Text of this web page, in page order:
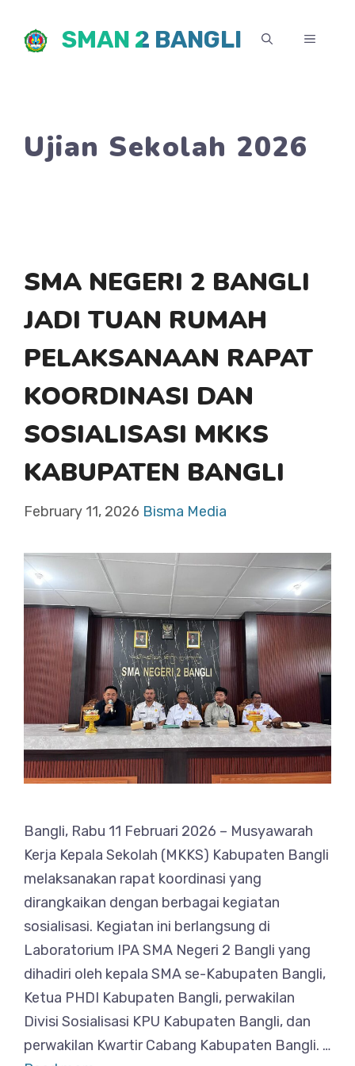
SMAN 2 BANGLI MENU
Ujian Sekolah 2026
SMA NEGERI 2 BANGLI
JADI TUAN RUMAH
PELAKSANAAN RAPAT
KOORDINASI DAN
SOSIALISASI MKKS
KABUPATEN BANGLI
February 11, 2026 Bisma Media
Bangli, Rabu 11 Februari 2026 – Musyawarah
Kerja Kepala Sekolah (MKKS) Kabupaten Bangli
melaksanakan rapat koordinasi yang
dirangkaikan dengan berbagai kegiatan
sosialisasi. Kegiatan ini berlangsung di
Laboratorium IPA SMA Negeri 2 Bangli yang
dihadiri oleh kepala SMA se-Kabupaten Bangli,
Ketua PHDI Kabupaten Bangli, perwakilan
Divisi Sosialisasi KPU Kabupaten Bangli, dan
perwakilan Kwartir Cabang Kabupaten Bangli. …